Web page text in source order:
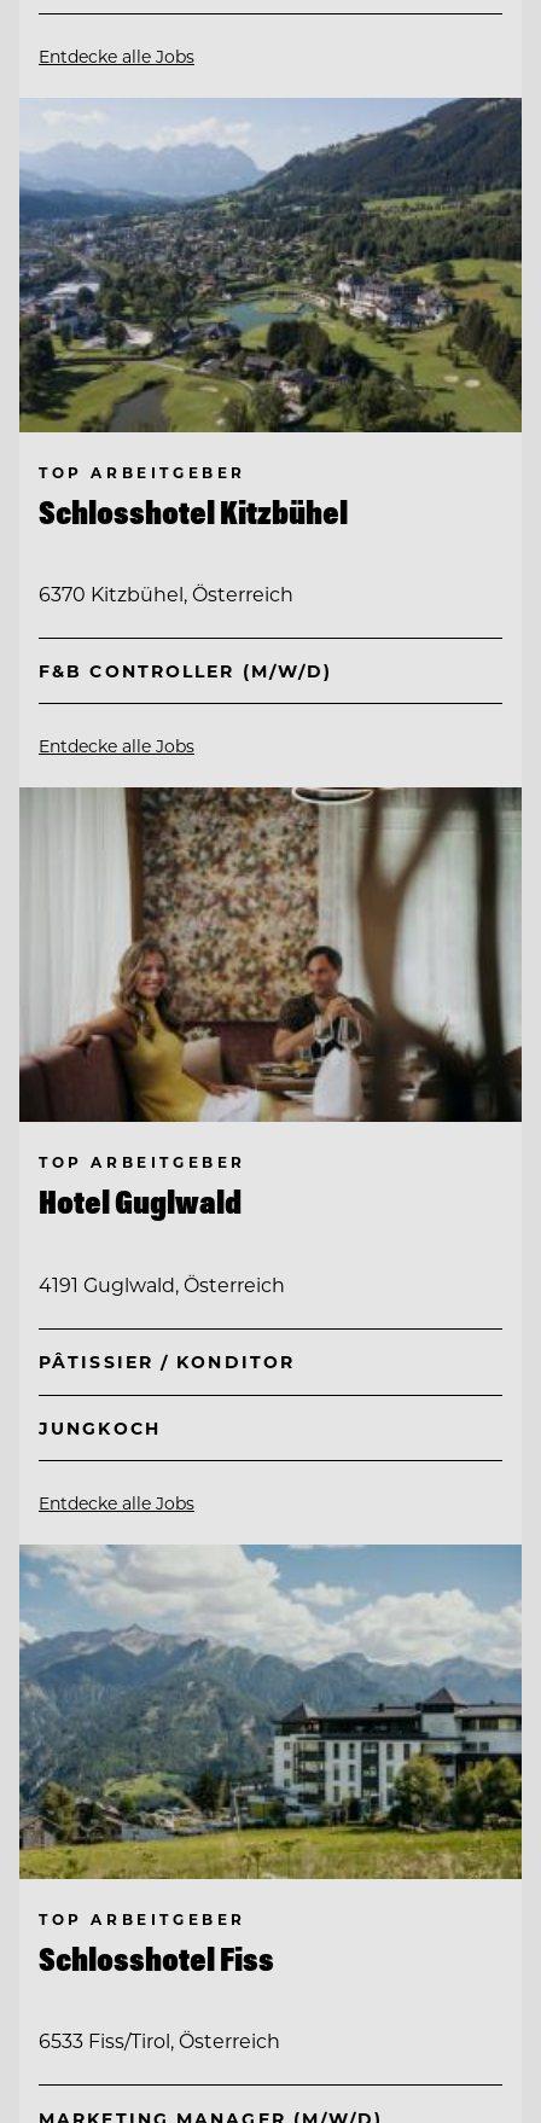
Entdecke alle Jobs
TOP ARBEITGEBER
Schlosshotel Kitzbühel
6370 Kitzbühel, Österreich
F&B CONTROLLER (M/W/D)
Entdecke alle Jobs
TOP ARBEITGEBER
Hotel Guglwald
4191 Guglwald, Österreich
PÂTISSIER / KONDITOR
JUNGKOCH
Entdecke alle Jobs
TOP ARBEITGEBER
Schlosshotel Fiss
6533 Fiss/Tirol, Österreich
MARKETING MANAGER (M/W/D)